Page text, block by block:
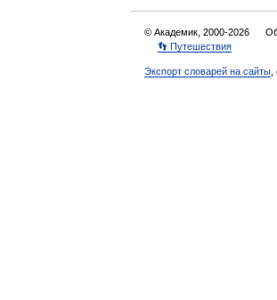
© Академик, 2000-2026
👣 Путешествия
Экспорт словарей на сайты